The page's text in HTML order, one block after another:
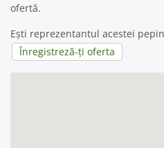
ofertă.
Ești reprezentantul acestei
Înregistreză-ți oferta